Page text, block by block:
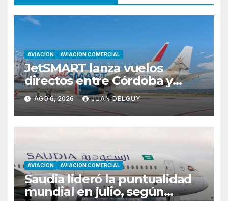
AVIACION AVIACION COMERCIAL
JetSMART lanza vuelos
directos entre Córdoba y
Florianópolis
AGO 6, 2026 JUAN DELGUY
AVIACION AVIACION COMERCIAL
Saudia lideró la puntualidad
mundial en julio, según